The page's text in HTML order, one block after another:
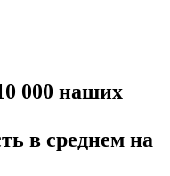
000 наших
в среднем на